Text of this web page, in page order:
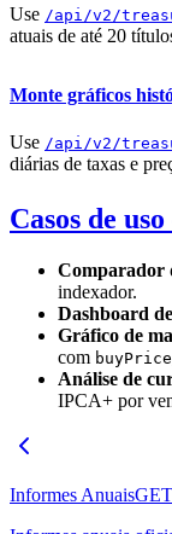
Use /api/v2/
atuais de até 20
Monte gráficos
Use /api/v2/
diárias de taxas e
Casos de
Comparador
indexador.
Dashboard
Gráfico de
com buyPrice
Análise de
IPCA+ por
Informes AnuaisGET